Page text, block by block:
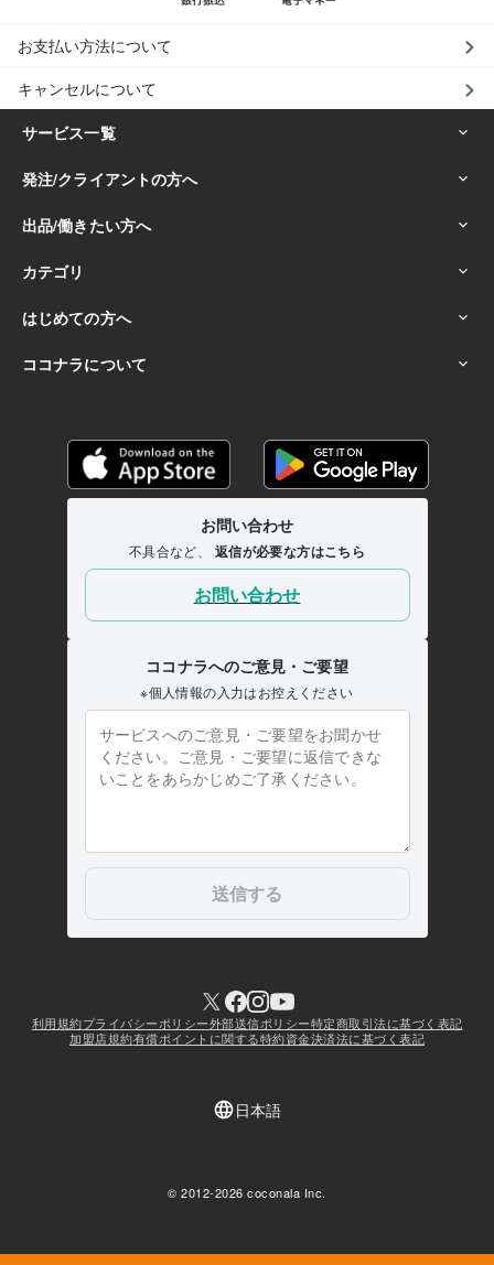
お支払い方法について
キャンセルについて